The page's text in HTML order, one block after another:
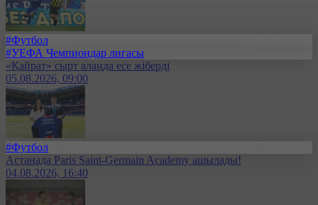
#Футбол
#УЕФА Чемпиондар лигасы
«Қайрат» сырт алаңда есе жіберді
05.08.2026, 09:00
#Футбол
Астанада Paris Saint-Germain Academy ашылады!
04.08.2026, 16:40